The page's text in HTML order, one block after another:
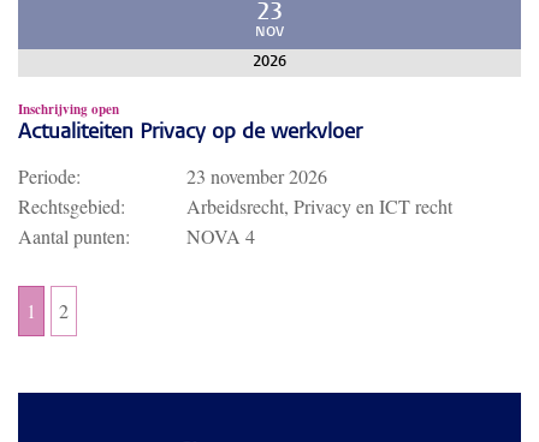
23
NOV
2026
Inschrijving open
Actualiteiten Privacy op de werkvloer
Periode:
23 november 2026
Rechtsgebied:
Arbeidsrecht, Privacy en ICT recht
Aantal punten:
NOVA 4
1 2